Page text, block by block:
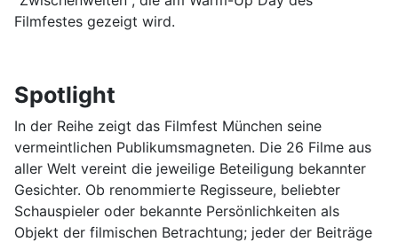
Filmfestes gezeigt wird.
Spotlight
In der Reihe zeigt das Filmfest München seine
vermeintlichen Publikumsmagneten. Die 26 Filme aus
aller Welt vereint die jeweilige Beteiligung bekannter
Gesichter. Ob renommierte Regisseure, beliebter
Schauspieler oder bekannte Persönlichkeiten als
Objekt der filmischen Betrachtung; jeder der Beiträge